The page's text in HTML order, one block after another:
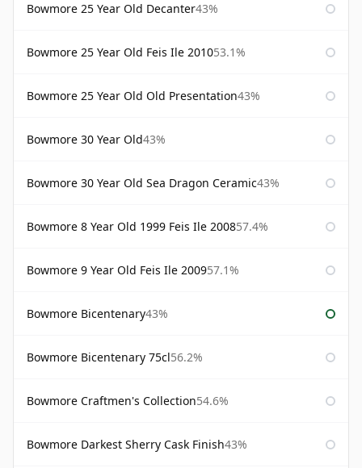
Bowmore 25 Year Old Decanter43%
Bowmore 25 Year Old Feis Ile 201053.1%
Bowmore 25 Year Old Old Presentation43%
Bowmore 30 Year Old43%
Bowmore 30 Year Old Sea Dragon Ceramic43%
Bowmore 8 Year Old 1999 Feis Ile 200857.4%
Bowmore 9 Year Old Feis Ile 200957.1%
Bowmore Bicentenary43%
Bowmore Bicentenary 75cl56.2%
Bowmore Craftmen's Collection54.6%
Bowmore Darkest Sherry Cask Finish43%